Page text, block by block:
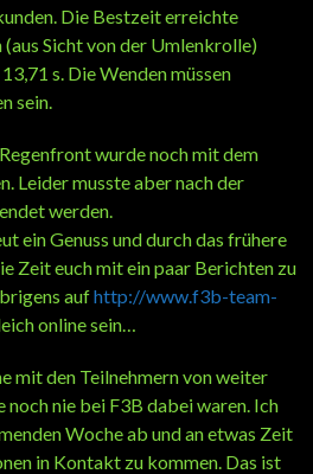
Die Bestzeit erreichte
Sicht von der Umlenkrolle)
s. Die Wenden müssen
sein.
wurde noch mit dem
Leider musste aber nach der
werden.
ein Genuss und durch das frühere
Zeit euch mit ein paar Berichten zu
aufhttp://www.f3b-team-
online sein…
mit den Teilnehmern von weiter
nie bei F3B dabei waren. Ich
Woche ab und an etwas Zeit
in Kontakt zu kommen. Das ist